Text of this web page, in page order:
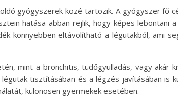
gyógyszerek közé tartozik. A gyógyszer fő
hatása abban rejlik, hogy képes lebontani
könnyebben eltávolítható a légutakból, ami
mint a bronchitis, tüdőgyulladás, vagy akár
tisztításában és a légzés javításában is
különösen gyermekek esetében.